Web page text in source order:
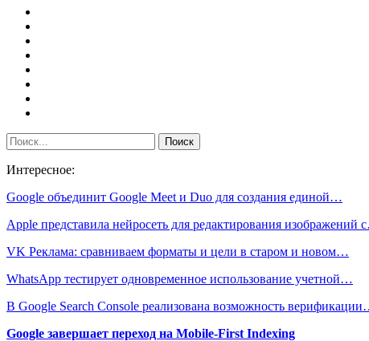
Интересное:
Google объединит Google Meet и Duo для создания единой…
Apple представила нейросеть для редактирования изображений
VK Реклама: сравниваем форматы и цели в старом и новом…
WhatsApp тестирует одновременное использование учетной…
В Google Search Console реализована возможность
Google завершает переход на Mobile-First Indexing